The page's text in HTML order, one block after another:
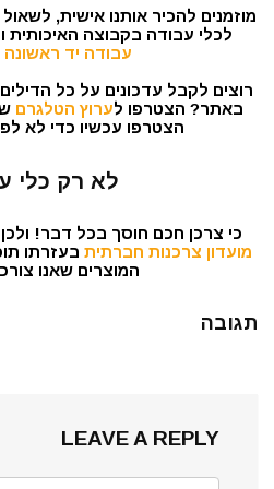
מוזמנים להכיר אותנו אישית,
לכלי עבודה בקבוצה האיכותית
עבודה יד ראשונה
רוצים לקבל עדכונים על כל
באתר? הצטרפו לערוץ הטלגרם
הצטרפו עכשיו כדי לא
לא רק כלי
כי צרכן חכם חוסך בכל דבר!
מועדון צרכנות חברתית בעזרתו
המוצרים שאנו
תגובה
LEAVE A REPLY